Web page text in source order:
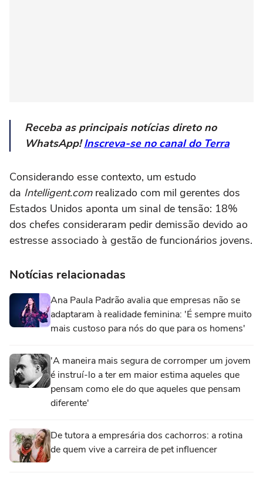
Receba as principais notícias direto no
WhatsApp!Inscreva-se no canal do Terra
Considerando esse contexto, um estudo
da Intelligent.com realizado com mil gerentes dos
Estados Unidos aponta um sinal de tensão: 18%
dos chefes consideraram pedir demissão devido ao
estresse associado à gestão de funcionários jovens.
Notícias relacionadas
Ana Paula Padrão avalia que empresas não se
adaptaram à realidade feminina: 'É sempre muito
mais custoso para nós do que para os homens'
'A maneira mais segura de corromper um jovem
é instruí-lo a ter em maior estima aqueles que
pensam como ele do que aqueles que pensam
diferente'
De tutora a empresária dos cachorros: a rotina
de quem vive a carreira de pet influencer